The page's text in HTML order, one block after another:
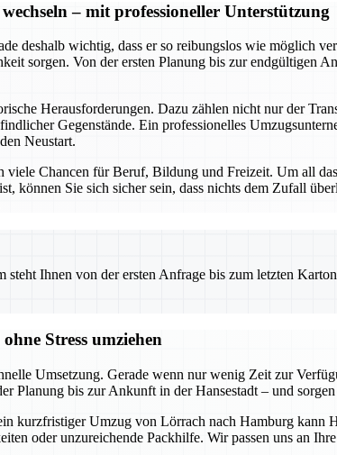
– mit professioneller Unterstützung
deshalb wichtig, dass er so reibungslos wie möglich
sorgen. Von der ersten Planung bis zur endgültigen
Herausforderungen. Dazu zählen nicht nur der
Gegenstände. Ein professionelles
Neustart.
Chancen für Beruf, Bildung und Freizeit. Um all
können Sie sich sicher sein, dass nichts dem Zufall
Ihnen von der ersten Anfrage bis zum letzten
Stress umziehen
Umsetzung. Gerade wenn nur wenig Zeit zur
bis zur Ankunft in der Hansestadt – und
kurzfristiger Umzug von Lörrach nach Hamburg
oder unzureichende Packhilfe. Wir passen uns an